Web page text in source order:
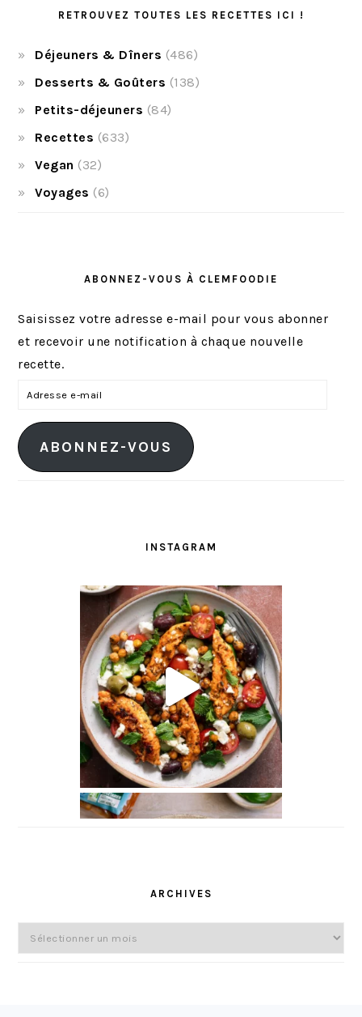
RETROUVEZ TOUTES LES RECETTES ICI !
Déjeuners & Dîners (486)
Desserts & Goûters (138)
Petits-déjeuners (84)
Recettes (633)
Vegan (32)
Voyages (6)
ABONNEZ-VOUS À CLEMFOODIE
Saisissez votre adresse e-mail pour vous abonner
et recevoir une notification à chaque nouvelle
recette.
r
e
ABONNEZ-VOUS
INSTAGRAM
ARCHIVES
Archives